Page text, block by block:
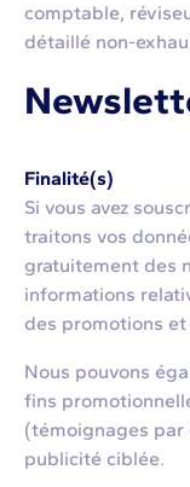
comptable,
détaillé non-
Finalité(s)
Si vous avez
traitons vos
gratuitement des
informations
des promotions
Nous pouvons
fins
(témoignages par
publicité ciblée.